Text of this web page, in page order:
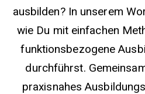
ausbilden? In unserem
wie Du mit einfachen
funktionsbezogene
durchführst.
praxisnahes